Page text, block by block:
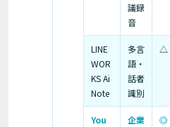
議録
音
LINE
WOR
KS Ai
Note
多言
語・
話者
識別
△
You
企業
◎